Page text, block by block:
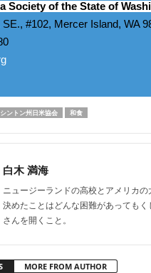
Society of the State of
#102, Mercer Island, WA
ントン州日米協会 和食
白木 満海
ニュージーランドの高校とアメリカ
決めたことはどんな困難があっても
さんを開くこと。
MORE FROM AUTHOR